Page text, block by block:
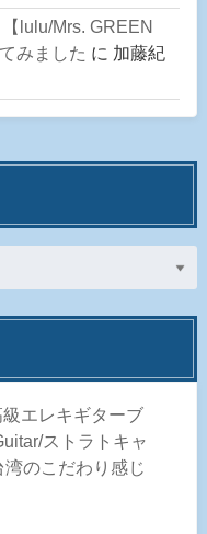
lulu/Mrs. GREEN
みました に 加藤紀
エレキギターブ
ストラトキャ
のこだわり感じ